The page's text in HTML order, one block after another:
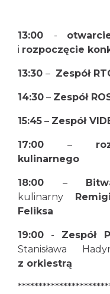
13:00 -
i rozpoczęcie
13:30 – Zespół
14:30 – Zespół
15:45 – Zespół
17:00 –
kulinarnego
18:00–
kulinarny
Feliksa
19:00 - Zespół
Stanisława
z orkiestrą